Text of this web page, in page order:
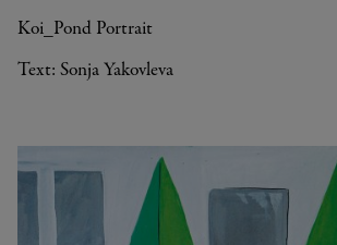
Koi_Pond Portrait
Text: Sonja Yakovleva